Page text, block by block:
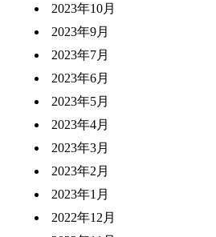
2023年10月
2023年9月
2023年7月
2023年6月
2023年5月
2023年4月
2023年3月
2023年2月
2023年1月
2022年12月